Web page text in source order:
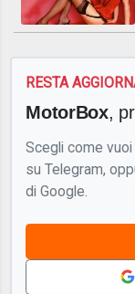
RESTA
MotorBox,
Scegli come
su Telegram,
di Google.